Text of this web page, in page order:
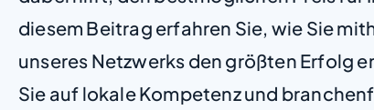
diesem Beitrag erfahren Sie, wie Sie
unseres Netzwerks den größten Erfolg
Sie auf lokale Kompetenz und